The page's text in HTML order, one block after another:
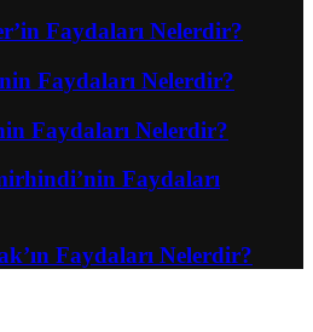
Faydaları Nelerdir?
Faydaları Nelerdir?
Faydaları Nelerdir?
Faydaları
Faydaları Nelerdir?